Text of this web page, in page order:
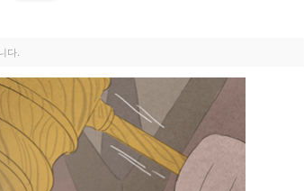
다.